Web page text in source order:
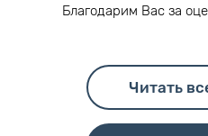
Благодарим Вас за
Читать